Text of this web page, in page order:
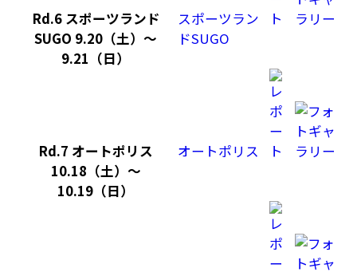
Rd.6 スポーツランド
SUGO 9.20（土）～
9.21（日）
スポーツラン
ドSUGO
Rd.7 オートポリス
10.18（土）～
10.19（日）
オートポリス